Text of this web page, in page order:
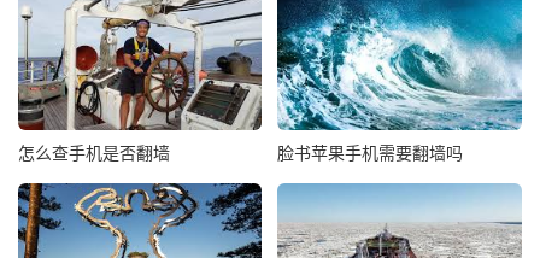
怎么查手机是否翻墙 脸书苹果手机需要翻墙吗